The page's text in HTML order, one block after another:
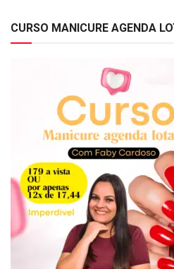
CURSO MANICURE AGENDA